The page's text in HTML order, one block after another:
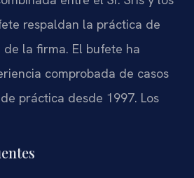
respaldan la práctica de
la firma. El bufete ha
comprobada de casos
práctica desde 1997. Los